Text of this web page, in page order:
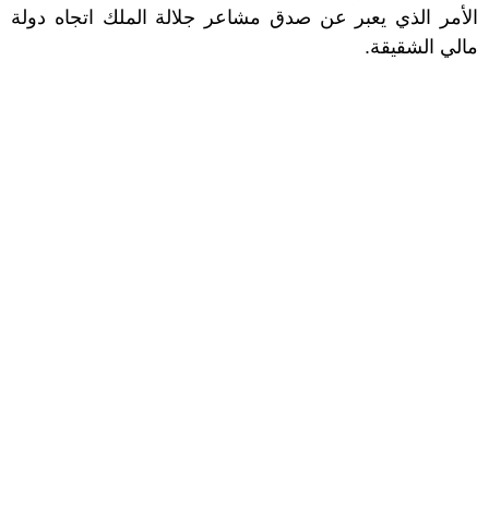
الأمر الذي يعبر عن صدق مشاعر جلالة الملك اتجاه دولة
مالي الشقيقة.